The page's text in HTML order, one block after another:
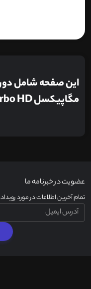
مگاپیکسل Turbo HD می باشد.
عضویت در خبرنامه ما
تمام آخرین اطلاعات در مورد